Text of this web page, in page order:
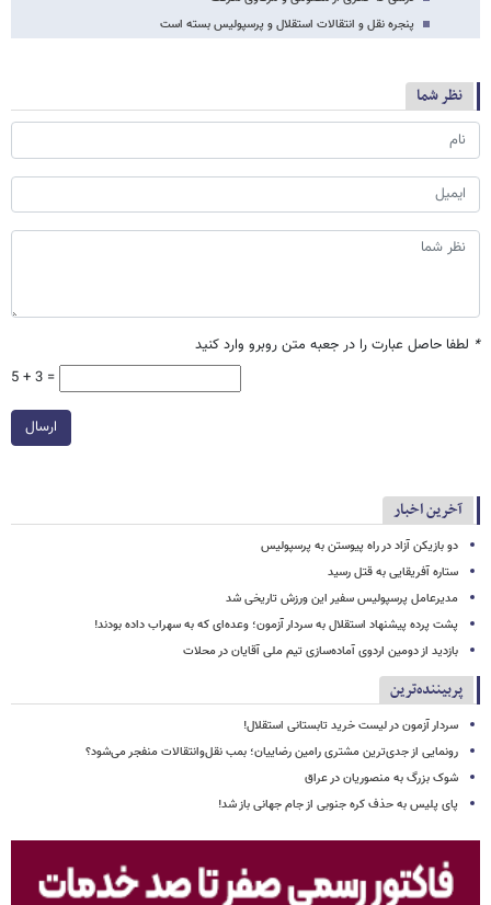
پنجره نقل و انتقالات استقلال و پرسپولیس بسته است
نظر شما
* لطفا حاصل عبارت را در جعبه متن روبرو وارد کنید
5 + 3 =
ارسال
آخرین اخبار
دو بازیکن آزاد در راه پیوستن به پرسپولیس
ستاره آفریقایی به قتل رسید
مدیرعامل پرسپولیس سفیر این ورزش تاریخی شد
پشت پرده پیشنهاد استقلال به سردار آزمون؛ وعده‌ای که به سهراب داده بودند!
بازدید از دومین اردوی آماده‌سازی تیم ملی آقایان در محلات
پربیننده‌ترین
سردار آزمون در لیست خرید تابستانی استقلال!
رونمایی از جدی‌ترین مشتری رامین رضاییان؛ بمب نقل‌وانتقالات منفجر می‌شود؟
شوک بزرگ به منصوریان در عراق
پای پلیس به حذف کره جنوبی از جام جهانی باز شد!